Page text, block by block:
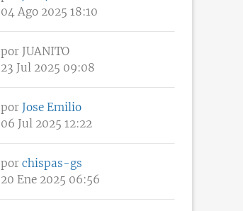
04 Ago 2025 18:10
por JUANITO
23 Jul 2025 09:08
por Jose Emilio
06 Jul 2025 12:22
por chispas-gs
20 Ene 2025 06:56